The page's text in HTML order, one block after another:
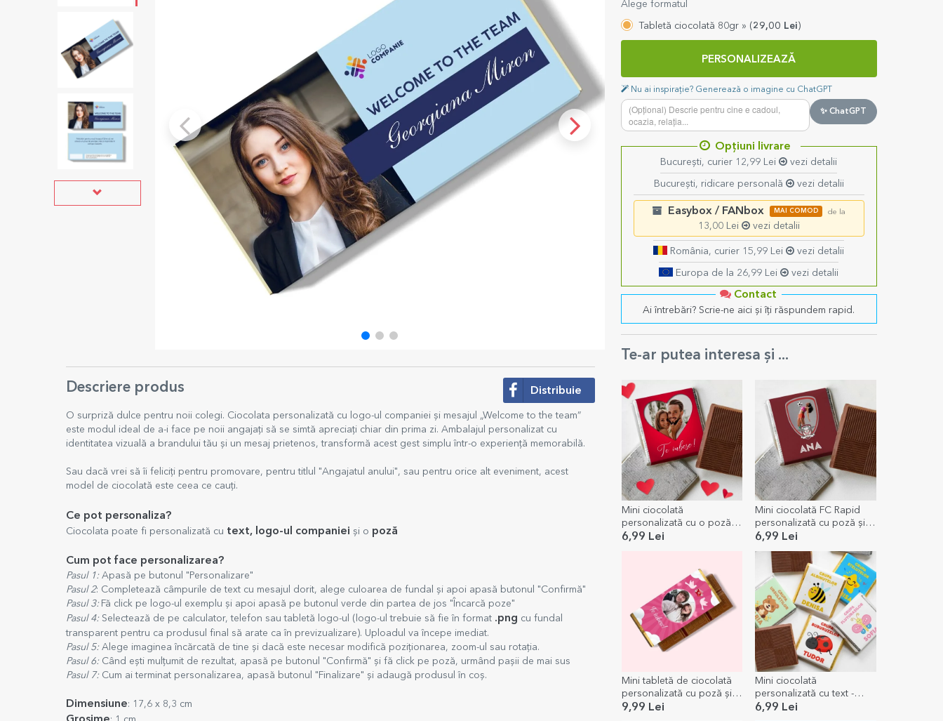
Alege formatul
Tabletă ciocolată 80gr » (29,00 Lei)
PERSONALIZEAZĂ
Nu ai inspirație? Generează o imagine cu ChatGPT
✨ ChatGPT
Opțiuni livrare
București, curier 12,99 Lei vezi detalii
București, ridicare personală vezi detalii
Easybox / FANbox MAI COMOD de la
13,00 Lei vezi detalii
România, curier 15,99 Lei vezi detalii
Europa de la 26,99 Lei vezi detalii
Contact
Ai întrebări? Scrie-ne aici și îți răspundem rapid.
Te-ar putea interesa și ...
Mini ciocolată
personalizată cu o poză și
text - Heart
6,99 Lei
Mini ciocolată FC Rapid
personalizată cu poză și
nume
6,99 Lei
Mini tabletă de ciocolată
personalizată cu poză și
mesaj - Iubire
9,99 Lei
Mini ciocolată
personalizată cu text -
Grădiniță
6,99 Lei
Descriere produs Distribuie
O surpriză dulce pentru noii colegi. Ciocolata personalizată cu logo-ul companiei și mesajul „Welcome to the team”
este modul ideal de a-i face pe noii angajați să se simtă apreciați chiar din prima zi. Ambalajul personalizat cu
identitatea vizuală a brandului tău și un mesaj prietenos, transformă acest gest simplu într-o experiență memorabilă.
Sau dacă vrei să îi feliciți pentru promovare, pentru titlul "Angajatul anului", sau pentru orice alt eveniment, acest
model de ciocolată este ceea ce cauți.
Ce pot personaliza?
Ciocolata poate fi personalizată cu text, logo-ul companiei și o poză
Cum pot face personalizarea?
Pasul 1: Apasă pe butonul "Personalizare"
Pasul 2: Completează câmpurile de text cu mesajul dorit, alege culoarea de fundal și apoi apasă butonul "Confirmă"
Pasul 3: Fă click pe logo-ul exemplu și apoi apasă pe butonul verde din partea de jos "Încarcă poze"
Pasul 4: Selectează de pe calculator, telefon sau tabletă logo-ul (logo-ul trebuie să fie în format .png cu fundal
transparent pentru ca produsul final să arate ca în previzualizare). Uploadul va începe imediat.
Pasul 5: Alege imaginea încărcată de tine și dacă este necesar modifică poziționarea, zoom-ul sau rotația.
Pasul 6: Când ești mulțumit de rezultat, apasă pe butonul "Confirmă" și fă click pe poză, urmând pașii de mai sus
Pasul 7: Cum ai terminat personalizarea, apasă butonul "Finalizare" și adaugă produsul în coș.
Dimensiune: 17,6 x 8,3 cm